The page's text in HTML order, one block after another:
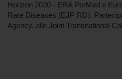
Horizon 2020 - ERA PerMed e
Rare Diseases (EJP RD).
Agency, alle Joint Transnational